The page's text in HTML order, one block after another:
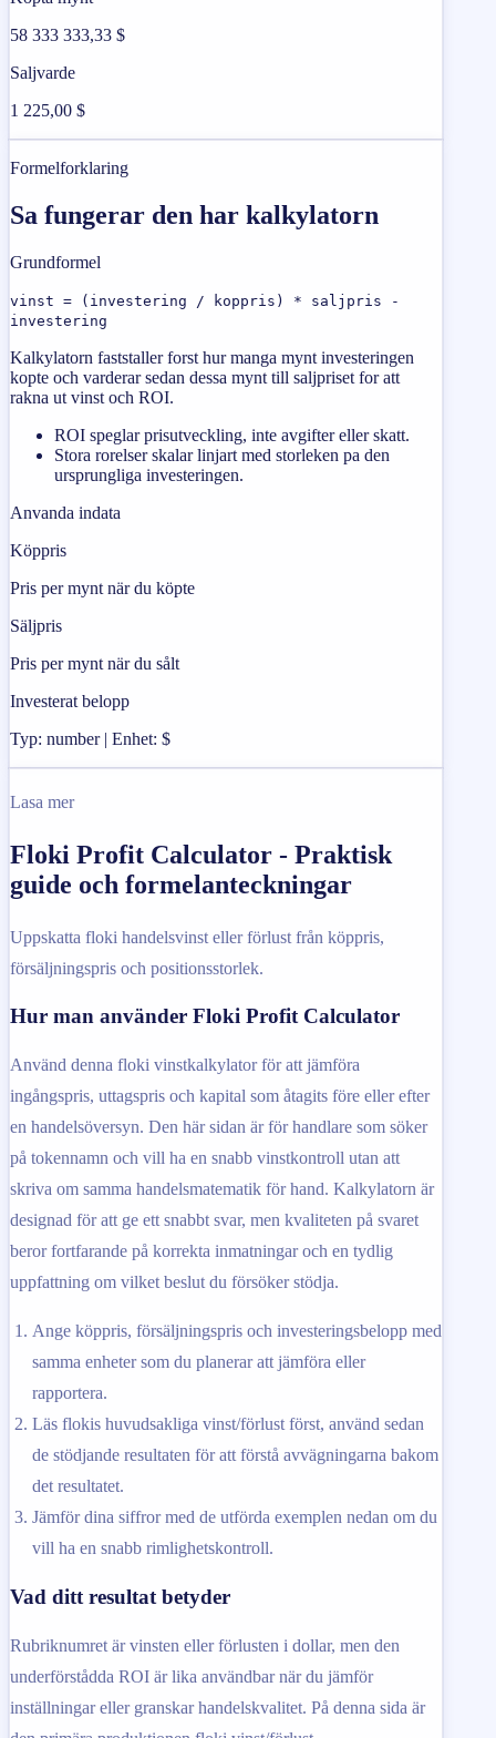
58 333 333,33 $
Saljvarde
1 225,00 $
Formelforklaring
Sa fungerar den har kalkylatorn
Grundformel
vinst = (investering / koppris) * saljpris -
investering
Kalkylatorn faststaller forst hur manga mynt investeringen
kopte och varderar sedan dessa mynt till saljpriset for att
rakna ut vinst och ROI.
ROI speglar prisutveckling, inte avgifter eller skatt.
Stora rorelser skalar linjart med storleken pa den
ursprungliga investeringen.
Anvanda indata
Köppris
Pris per mynt när du köpte
Säljpris
Pris per mynt när du sålt
Investerat belopp
Typ: number | Enhet: $
Lasa mer
Floki Profit Calculator - Praktisk
guide och formelanteckningar
Uppskatta floki handelsvinst eller förlust från köppris,
försäljningspris och positionsstorlek.
Hur man använder Floki Profit Calculator
Använd denna floki vinstkalkylator för att jämföra
ingångspris, uttagspris och kapital som åtagits före eller efter
en handelsöversyn. Den här sidan är för handlare som söker
på tokennamn och vill ha en snabb vinstkontroll utan att
skriva om samma handelsmatematik för hand. Kalkylatorn är
designad för att ge ett snabbt svar, men kvaliteten på svaret
beror fortfarande på korrekta inmatningar och en tydlig
uppfattning om vilket beslut du försöker stödja.
Ange köppris, försäljningspris och investeringsbelopp med
samma enheter som du planerar att jämföra eller
rapportera.
Läs flokis huvudsakliga vinst/förlust först, använd sedan
de stödjande resultaten för att förstå avvägningarna bakom
det resultatet.
Jämför dina siffror med de utförda exemplen nedan om du
vill ha en snabb rimlighetskontroll.
Vad ditt resultat betyder
Rubriknumret är vinsten eller förlusten i dollar, men den
underförstådda ROI är lika användbar när du jämför
inställningar eller granskar handelskvalitet. På denna sida är